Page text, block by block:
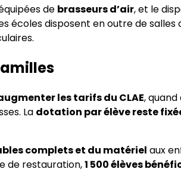
de brasseurs d’air, et le
écoles disposent en outre de salles
les tarifs du CLAE,
La dotation par élève reste
complets et du matériel aux
de restauration,1 500 élèves